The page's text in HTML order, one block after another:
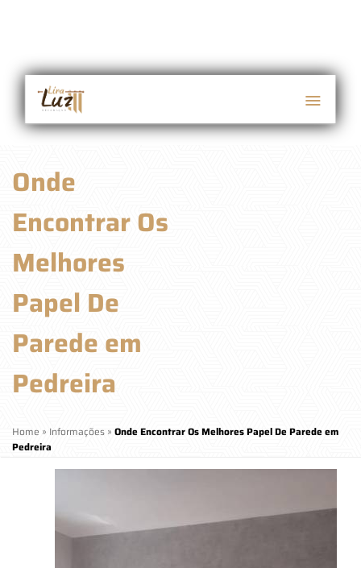
Onde
Encontrar Os
Melhores
Papel De
Parede em
Pedreira
Home » Informações » Onde Encontrar Os Melhores Papel De Parede em
Pedreira